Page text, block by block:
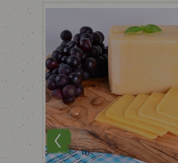
Bizi tercih ettiğiniz için teşekkür eder,
%17